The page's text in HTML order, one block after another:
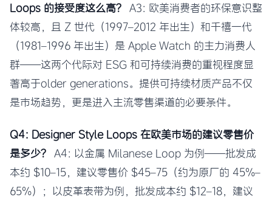
Loops 的接受度这么高？ A3: 欧美消费者的环保意识整
体较高，且 Z 世代（1997–2012 年出生）和千禧一代
（1981–1996 年出生）是 Apple Watch 的主力消费人
群——这两个代际对 ESG 和可持续消费的重视程度显
著高于older generations。提供可持续材质产品不仅
是市场趋势，更是进入主流零售渠道的必要条件。
Q4: Designer Style Loops 在欧美市场的建议零售价
是多少？ A4: 以金属 Milanese Loop 为例——批发成
本约 $10–15，建议零售价 $45–75（约为原厂的 45%–
65%）；以皮革表带为例，批发成本约 $12–18，建议